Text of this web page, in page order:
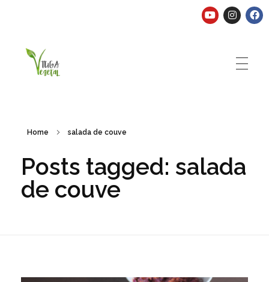
Home salada de couve
Posts tagged: salada
de couve